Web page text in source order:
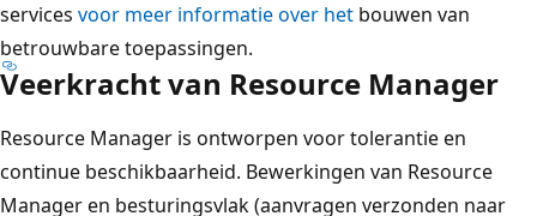
services voor meer informatie over het bouwen van
betrouwbare toepassingen.
Veerkracht van Resource Manager
Resource Manager is ontworpen voor tolerantie en
continue beschikbaarheid. Bewerkingen van Resource
Manager en besturingsvlak (aanvragen verzonden naar